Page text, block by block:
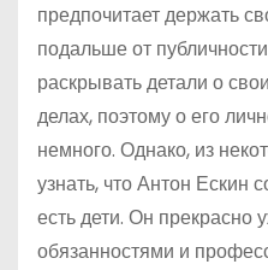
предпочитает держать
подальше от
раскрывать детали о
делах, поэтому о его
немного. Однако, из
узнать, что Антон Ескин
есть дети. Он
обязанностями и